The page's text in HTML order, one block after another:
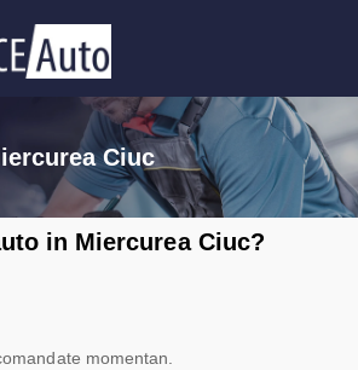
Ciuc
in Miercurea Ciuc?
momentan.